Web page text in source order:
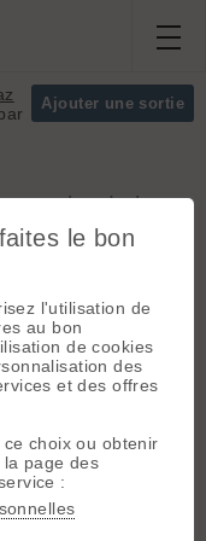
Ajouter une sortie
combe de la
Massif :Bornes -
Aravis
Sommet :Porte des
Aravis (2400 m)
Difficulté de
montée :
Difficulté ski :
E1
le bon
l'utilisation de
au bon
de cookies
des
et des offres
choix ou obtenir
page des
: